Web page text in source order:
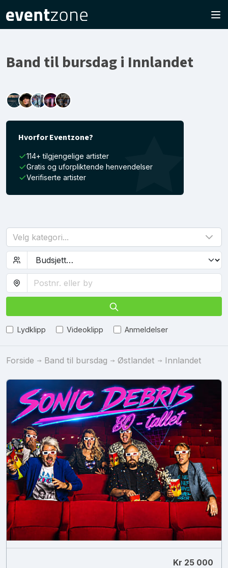
Band til bursdag i Innlandet
Hvorfor Eventzone?
114+ tilgjengelige artister
Gratis og uforpliktende henvendelser
Verifiserte artister
Velg kategori...
Lydklipp Videoklipp Anmeldelser
Forside Band til bursdag Østlandet Innlandet
Kr 25 000